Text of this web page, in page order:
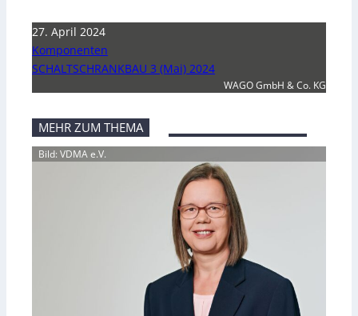
27. April 2024
Komponenten
SCHALTSCHRANKBAU 3 (Mai) 2024
WAGO GmbH & Co. KG
MEHR ZUM THEMA
Bild: VDMA e.V.